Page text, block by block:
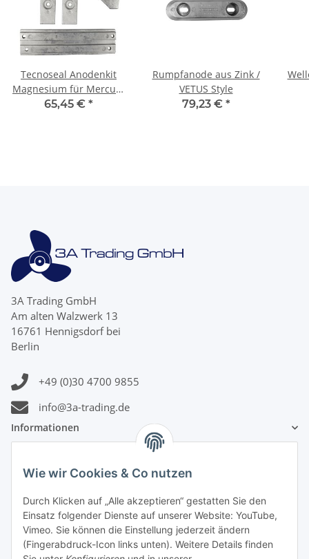
Wie wir Cookies & Co nutzen
Durch Klicken auf „Alle akzeptieren“ gestatten Sie den
Einsatz folgender Dienste auf unserer Website: YouTube,
Vimeo. Sie können die Einstellung jederzeit ändern
(Fingerabdruck-Icon links unten). Weitere Details finden
Tecnoseal Anodenkit
Magnesium für Mercury
EFI 30 40 60 PS
65,45 € *
Rumpfanode aus Zink /
VETUS Style
79,23 € *
3A Trading GmbH
Am alten Walzwerk 13
16761 Hennigsdorf bei
Berlin
+49 (0)30 4700 9855
info@3a-trading.de
Informationen
Gesetzliche Informationen
Zahlungsinformationen